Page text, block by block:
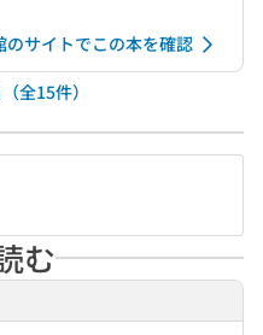
のサイトでこの本を確認
全15件）
む